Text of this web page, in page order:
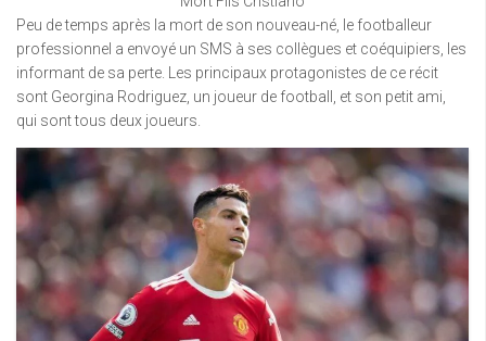
Peu de temps après la mort de son nouveau-né, le footballeur
professionnel a envoyé un SMS à ses collègues et coéquipiers, les
informant de sa perte. Les principaux protagonistes de ce récit
sont Georgina Rodriguez, un joueur de football, et son petit ami,
qui sont tous deux joueurs.